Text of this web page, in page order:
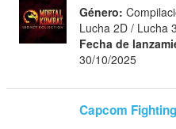
Género:
Lucha 2D / Lucha
Fecha de
30/10/2025
Capcom